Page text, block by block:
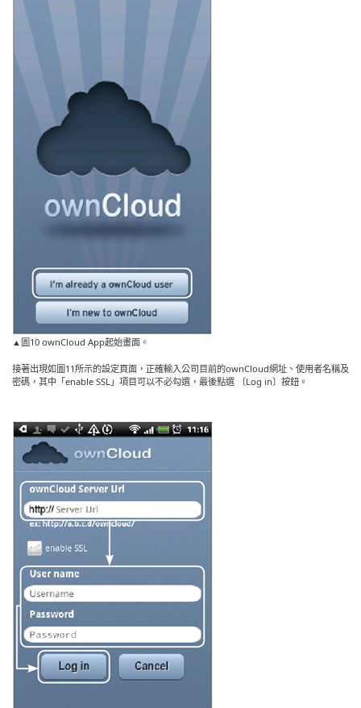
▲圖10 ownCloud App起始畫面。
接著出現如圖11所示的設定頁面，正確輸入公司目前的ownCloud網址、使用者名稱及
密碼，其中「enable SSL」項目可以不必勾選，最後點選 〔Log in〕按鈕。